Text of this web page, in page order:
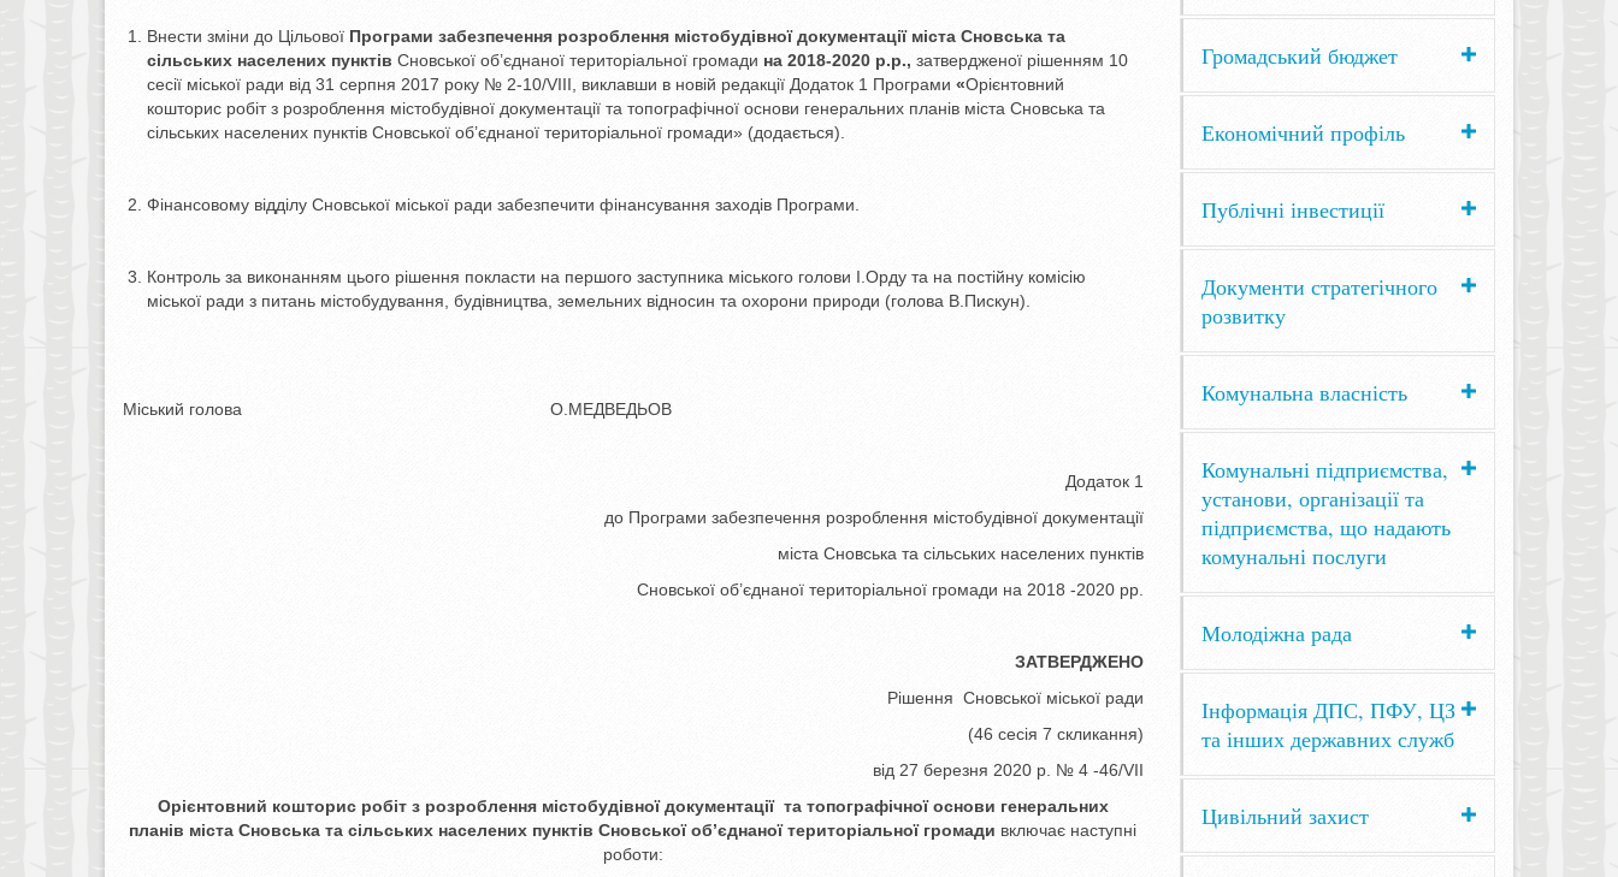
Внести зміни до Цільової Програми забезпечення розроблення містобудівної документації міста Сновська та
сільських населених пунктів Сновської об’єднаної територіальної громади на 2018-2020 р.р., затвердженої рішенням 10
сесії міської ради від 31 серпня 2017 року № 2-10/VІІІ, виклавши в новій редакції Додаток 1 Програми «Орієнтовний
кошторис робіт з розроблення містобудівної документації та топографічної основи генеральних планів міста Сновська та
сільських населених пунктів Сновської об’єднаної територіальної громади» (додається).
Фінансовому відділу Сновської міської ради забезпечити фінансування заходів Програми.
Контроль за виконанням цього рішення покласти на першого заступника міського голови І.Орду та на постійну комісію
міської ради з питань містобудування, будівництва, земельних відносин та охорони природи (голова В.Пискун).
Міський голова О.МЕДВЕДЬОВ
Додаток 1
до Програми забезпечення розроблення містобудівної документації
міста Сновська та сільських населених пунктів
Сновської об’єднаної територіальної громади на 2018 -2020 рр.
ЗАТВЕРДЖЕНО
Рішення Сновської міської ради
(46 сесія 7 скликання)
від 27 березня 2020 р. № 4 -46/VІІ
Орієнтовний кошторис робіт з розроблення містобудівної документації та топографічної основи генеральних
планів міста Сновська та сільських населених пунктівСновськоїоб’єднаної територіальної громади включає наступні
роботи:
Громадський бюджет
Економічний профіль
Публічні інвестиції
Документи стратегічного
розвитку
Комунальна власність
Комунальні підприємства,
установи, організації та
підприємства, що надають
комунальні послуги
Молодіжна рада
Інформація ДПС, ПФУ, ЦЗ
та інших державних служб
Цивільний захист